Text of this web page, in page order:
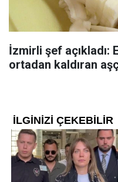
İzmirli şef açıkladı:
ortadan kaldıran